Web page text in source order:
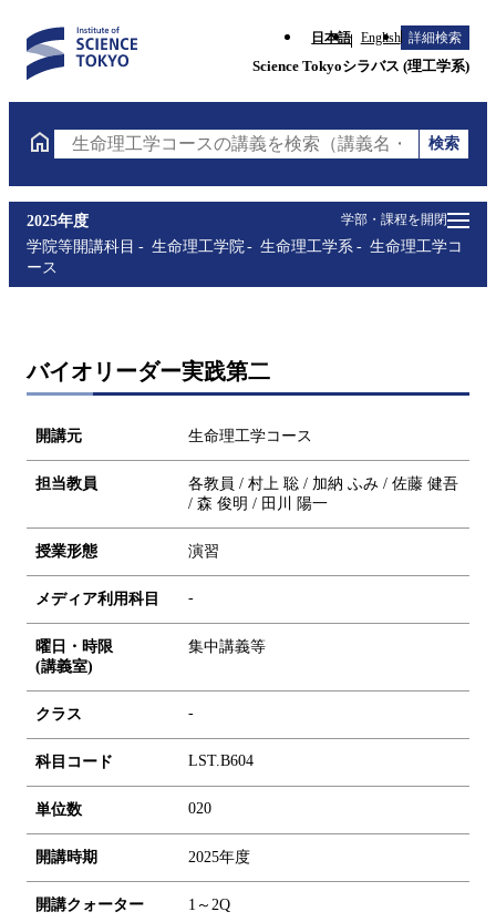
日本語 English 詳細検索
Science Tokyoシラバス (理工学系)
生命理工学コースの講義を検索（講義名・科目コード
検索
学部・課程を開閉
2025年度
学院等開講科目
生命理工学院 生命理工学系
生命理工学コ
ース
バイオリーダー実践第二
開講元 生命理工学コース
担当教員
各教員 / 村上 聡 / 加納 ふみ / 佐藤 健吾
/ 森 俊明 / 田川 陽一
授業形態 演習
メディア利用科目 -
曜日・時限
(講義室)
集中講義等
クラス -
科目コード LST.B604
単位数 020
開講時期 2025年度
開講クォーター 1～2Q